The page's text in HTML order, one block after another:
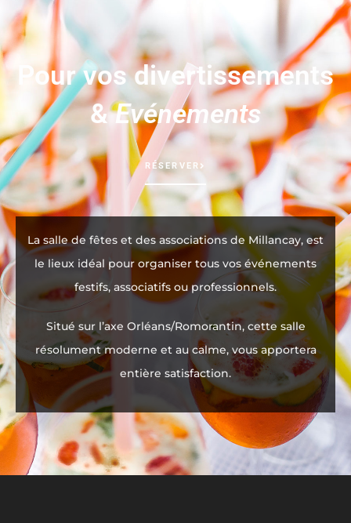
Pour vos divertissements
&Evénements
RÉSERVER
La salle de fêtes et des associations de Millancay, est
le lieux idéal pour organiser tous vos événements
festifs, associatifs ou professionnels.
Situé sur l’axe Orléans/Romorantin, cette salle
résolument moderne et au calme, vous apportera
entière satisfaction.